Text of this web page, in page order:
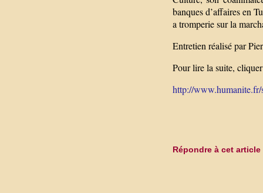
banques d’affaires en
a tromperie sur la
Entretien réalisé par
Pour lire la suite,
http://
Répondre à cet article